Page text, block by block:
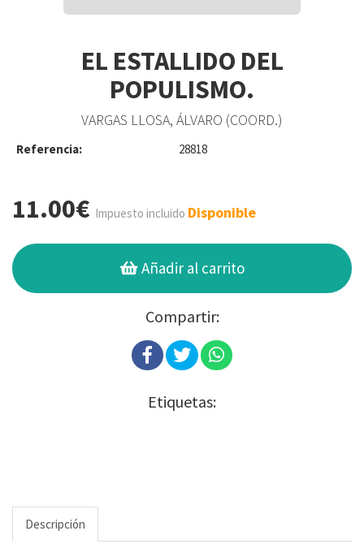
EL ESTALLIDO DEL
POPULISMO.
VARGAS LLOSA, ÁLVARO (COORD.)
Referencia: 28818
11.00€ Impuesto incluido Disponible
Añadir al carrito
Compartir:
Etiquetas:
Descripción